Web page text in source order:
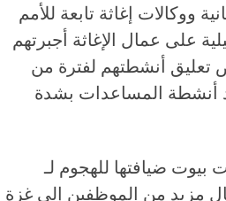
من 11 منظمة إنسانية ووكالات إغاثة تابعة للأمم
على عمال الإغاثة أجبرتهم
تعليق أنشطتهم لفترة من
أنشطة المساعدات بشدة
ضيافتها للهجوم لـ
مزيد من الموظفين إلى غزة